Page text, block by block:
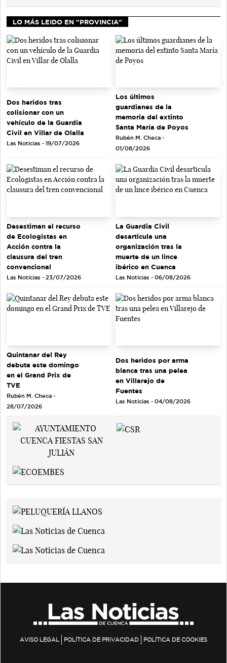
LO MÁS LEIDO EN "PROVINCIA"
Dos heridos tras
colisionar con un
vehículo de la Guardia
Civil en Villar de Olalla
Las Noticias - 19/07/2026
Los últimos
guardianes de la
memoria del extinto
Santa María de Poyos
Rubén M. Checa -
01/08/2026
Desestiman el recurso
de Ecologistas en
Acción contra la
clausura del tren
convencional
Las Noticias - 23/07/2026
La Guardia Civil
desarticula una
organización tras la
muerte de un lince
ibérico en Cuenca
Las Noticias - 06/08/2026
Quintanar del Rey
debuta este domingo
en el Grand Prix de
TVE
Rubén M. Checa -
28/07/2026
Dos heridos por arma
blanca tras una pelea
en Villarejo de
Fuentes
Las Noticias - 04/08/2026
AVISO LEGAL POLÍTICA DE PRIVACIDAD POLÍTICA DE COOKIES